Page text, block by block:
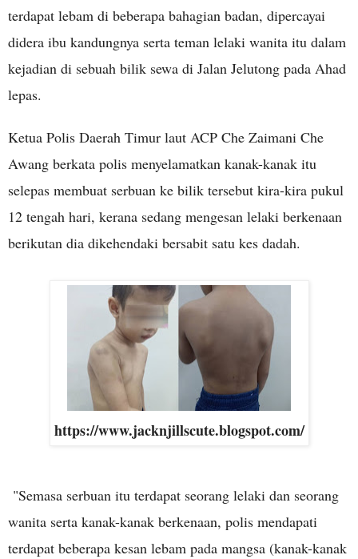
terdapat lebam di beberapa bahagian badan, dipercayai
didera ibu kandungnya serta teman lelaki wanita itu dalam
kejadian di sebuah bilik sewa di Jalan Jelutong pada Ahad
lepas.
Ketua Polis Daerah Timur laut ACP Che Zaimani Che
Awang berkata polis menyelamatkan kanak-kanak itu
selepas membuat serbuan ke bilik tersebut kira-kira pukul
12 tengah hari, kerana sedang mengesan lelaki berkenaan
berikutan dia dikehendaki bersabit satu kes dadah.
https://www.jacknjillscute.blogspot.com/
"Semasa serbuan itu terdapat seorang lelaki dan seorang
wanita serta kanak-kanak berkenaan, polis mendapati
terdapat beberapa kesan lebam pada mangsa (kanak-kanak